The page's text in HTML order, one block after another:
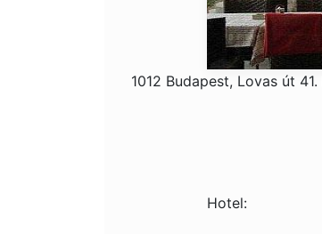
1012 Budapest, Lovas út 41.
Hotel: